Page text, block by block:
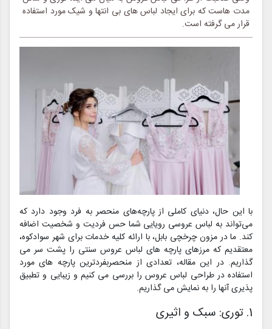
مدت هاست که برای ایجاد لباس های بی انتها و شیک مورد استفاده
قرار می گرفته است.
با این حال، دنیای کاملی از پارچه‌های منحصر به فرد وجود دارد که
می‌تواند به لباس عروسی رویایی شما حس فردیت و شخصیت اضافه
کند. ما در مزون چرخچی بابل، با ارائه کلیه خدمات برای شهر سوادکوه،
معتقدیم که مرزهای پارچه های لباس عروس سنتی را پشت سر می
گذاریم. در این مقاله، تعدادی از منحصربفردترین پارچه های مورد
استفاده در طراحی لباس عروس را بررسی می کنیم و زیبایی و تطبیق
پذیری آنها را به نمایش می گذاریم.
1. توری: سبک و اثیری